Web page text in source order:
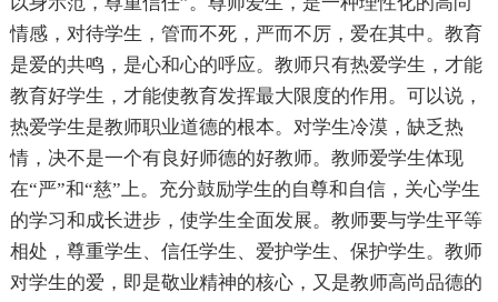
情感，对待学生，管而不死，严而不厉，爱在其中。教育
是爱的共鸣，是心和心的呼应。教师只有热爱学生，才能
教育好学生，才能使教育发挥最大限度的作用。可以说，
热爱学生是教师职业道德的根本。对学生冷漠，缺乏热
情，决不是一个有良好师德的好教师。教师爱学生体现
在“严”和“慈”上。充分鼓励学生的自尊和自信，关心学生
的学习和成长进步，使学生全面发展。教师要与学生平等
相处，尊重学生、信任学生、爱护学生、保护学生。教师
对学生的爱，即是敬业精神的核心，又是教师高尚品德的